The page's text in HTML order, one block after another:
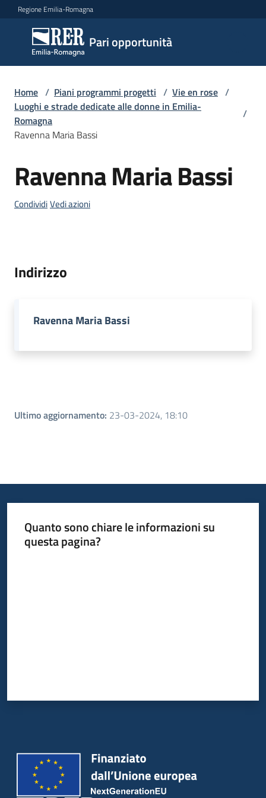
Vai al contenuto
Vai alla navigazione
Vai al footer
Regione Emilia-Romagna
Pari opportunità
Pari
opportunità
Argomenti
Servizi
Progetti
Home / Piani programmi progetti / Vie en rose /
Luoghi e strade dedicate alle donne in Emilia-
Romagna
/
Ravenna Maria Bassi
Salta al contenuto
Ravenna Maria Bassi
CondividiVedi azioni
Indirizzo
Ravenna Maria Bassi
Ultimo aggiornamento: 23-03-2024, 18:10
Quanto sono chiare le informazioni su
questa pagina?